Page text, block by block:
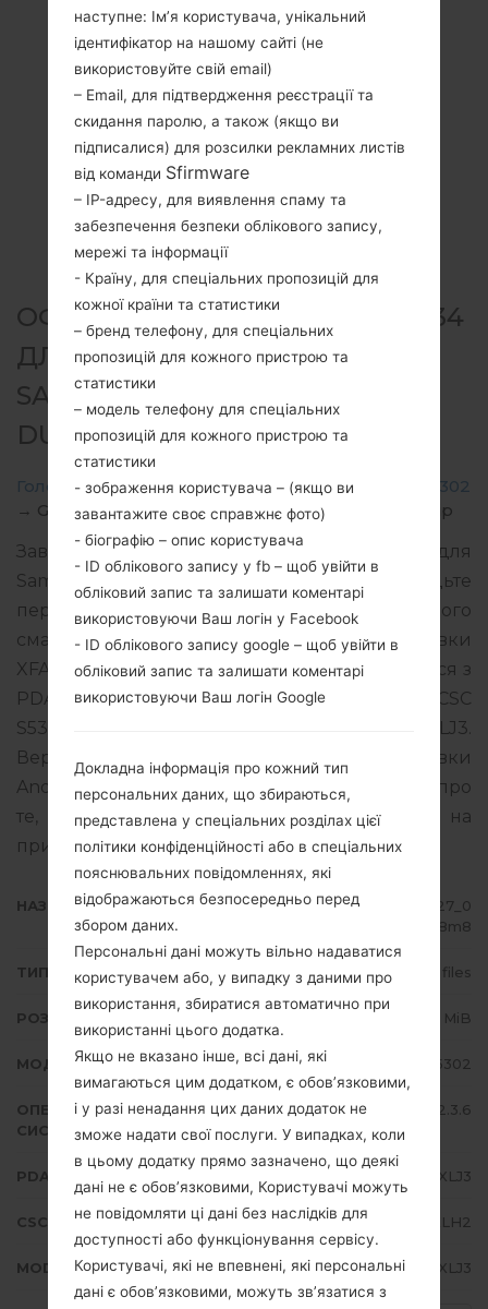
ОФІЦІЙНА ПРОШИВКА #44934
ДЛЯ GT-S5302 -
SAMSUNGGALAXY POCKET
DUOS
Головна →Galaxy Pocket Duos →SamsungGT-S5302
→ GT-S5302_ETL_1_20121024143127_0iviq928m8.zip
Завантажте останнє оновлення прошивки для
Samsung Galaxy Pocket Duos, але не забудьте
перевірити, чи відповідає номер моделі вашого
смартфона вказаному GT-S5302. Код прошивки
XFA для SOUTH AFRICA. Продукт поставляється з
PDA версією S5302XXLJ3 версія CSC
S5302OXXLH2, MODEM версия S5302XXLJ3.
Версія операційної системи даної прошивки
Android Gingerbread 2.3.6. Повна інструкція про
те, як прошивати стокову прошивку на
пристроях Samsungтут
НАЗВА ФАЙЛУ
GT-S5302_ETL_1_20121024143127_0
iviq928m8
ТИП ПРОШИВКИ 4 files
РОЗМІР ФАЙЛУ 154.37 MiB
МОДЕЛЬ Samsung GT-S5302
ОПЕРАЦІЙНА
СИСТЕМА
Android Gingerbread 2.3.6
PDA/AP ВЕРСІЯ S5302XXLJ3
CSC ВЕРСІЯ S5302OXXLH2
MODEM/CP ВЕРСІЯ S5302XXLJ3
наступне: Ім’я користувача, унікальний
ідентифікатор на нашому сайті (не
використовуйте свій email)
– Email, для підтвердження реєстрації та
скидання паролю, а також (якщо ви
підписалися) для розсилки рекламних листів
від команди Sfirmware
– IP-адресу, для виявлення спаму та
забезпечення безпеки облікового запису,
мережі та інформації
- Країну, для спеціальних пропозицій для
кожної країни та статистики
– бренд телефону, для спеціальних
пропозицій для кожного пристрою та
статистики
– модель телефону для спеціальних
пропозицій для кожного пристрою та
статистики
- зображення користувача – (якщо ви
завантажите своє справжнє фото)
- біографію – опис користувача
- ID облікового запису у fb – щоб увійти в
обліковий запис та залишати коментарі
використовуючи Ваш логін у Facebook
- ID облікового запису google – щоб увійти в
обліковий запис та залишати коментарі
використовуючи Ваш логін Google
Докладна інформація про кожний тип
персональних даних, що збираються,
представлена у спеціальних розділах цієї
політики конфіденційності або в спеціальних
пояснювальних повідомленнях, які
відображаються безпосередньо перед
збором даних.
Персональні дані можуть вільно надаватися
користувачем або, у випадку з даними про
використання, збиратися автоматично при
використанні цього додатка.
Якщо не вказано інше, всі дані, які
вимагаються цим додатком, є обов’язковими,
і у разі ненадання цих даних додаток не
зможе надати свої послуги. У випадках, коли
в цьому додатку прямо зазначено, що деякі
дані не є обов’язковими, Користувачі можуть
не повідомляти ці дані без наслідків для
доступності або функціонування сервісу.
Користувачі, які не впевнені, які персональні
дані є обов’язковими, можуть зв’язатися з